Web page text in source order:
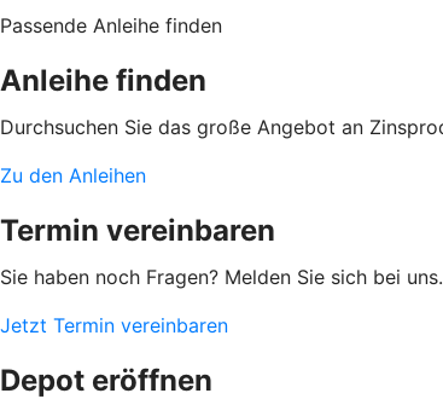
Passende Anleihe finden
Anleihe finden
Durchsuchen Sie das große Angebot an
Zu den Anleihen
Termin vereinbaren
Sie haben noch Fragen? Melden Sie sich bei
Jetzt Termin vereinbaren
Depot eröffnen